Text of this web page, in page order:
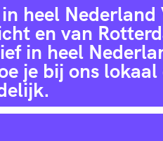
heel Nederland
en van
in heel
je bij ons lokaal